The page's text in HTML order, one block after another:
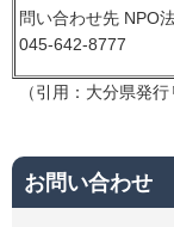
問い合わせ先 NPO
045-642-8777
（引用：大分県発
お問い合わせ